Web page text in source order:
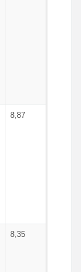
8,87
8,35